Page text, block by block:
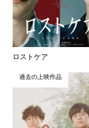
ロストケア
過去の上映作品